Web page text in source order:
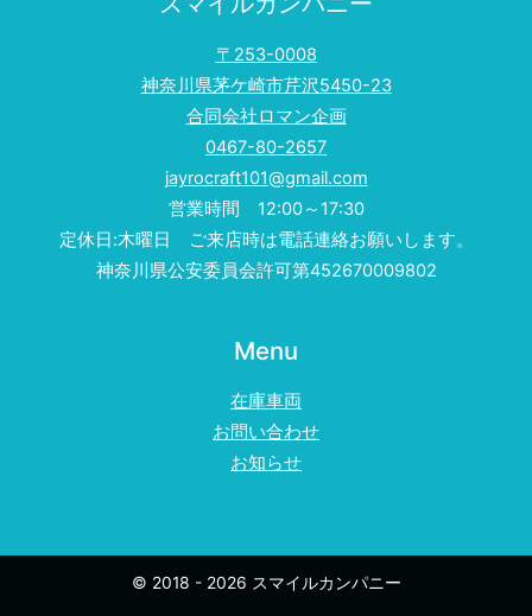
〒253-0008
神奈川県茅ケ崎市芹沢5450-23
合同会社ロマン企画
0467-80-2657
jayrocraft101@gmail.com
営業時間 12:00～17:30
定休日:木曜日 ご来店時は電話連絡お願いします。
神奈川県公安委員会許可第452670009802
Menu
在庫車両
お問い合わせ
お知らせ
© 2018 - 2026 スマイルカンパニー